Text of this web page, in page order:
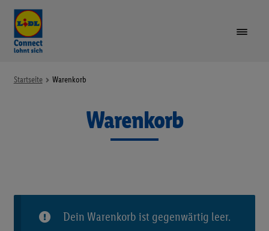
VORTEILE
SIM-KARTE REGISTRIEREN
Startseite Warenkorb
Warenkorb
Dein Warenkorb ist gegenwärtig leer.